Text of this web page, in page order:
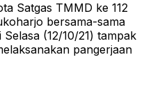
Satgas TMMD ke 112
bersama-sama
(12/10/21) tampak
pangerjaan